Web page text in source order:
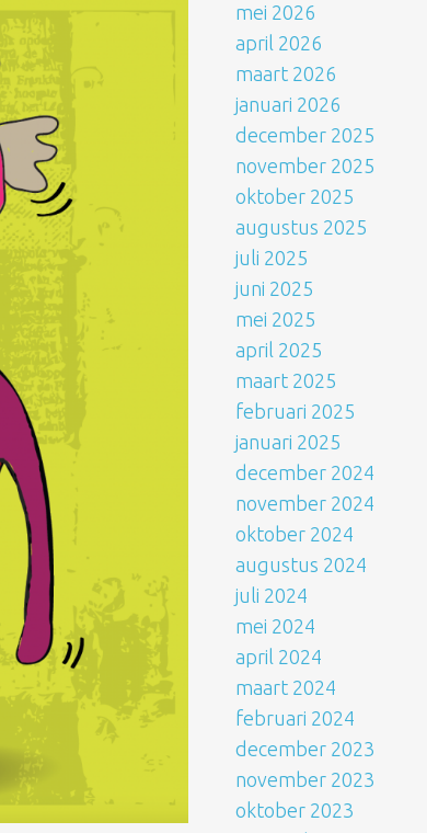
mei 2026
april 2026
maart 2026
januari 2026
december 2025
november 2025
oktober 2025
augustus 2025
juli 2025
juni 2025
mei 2025
april 2025
maart 2025
februari 2025
januari 2025
december 2024
november 2024
oktober 2024
augustus 2024
juli 2024
mei 2024
april 2024
maart 2024
februari 2024
december 2023
november 2023
oktober 2023